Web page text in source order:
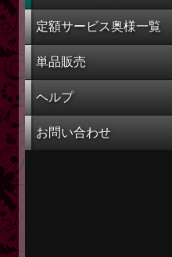
単品販売
ヘルプ
お問い合わせ
定額サービス奥様一覧
単品販売
ヘルプ
お問い合わせ